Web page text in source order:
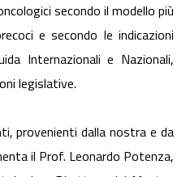
secondo il modello più
e secondo le indicazioni
Internazionali e Nazionali,
legislative.
provenienti dalla nostra e da
il Prof. Leonardo Potenza,